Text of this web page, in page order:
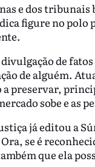
e dos
figure no
de
de alguém.
preservar,
sobe e as
já editou a
se é
que ela